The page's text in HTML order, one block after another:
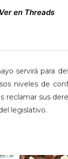
Ver en Threads
servirá para
niveles de
reclamar sus
legislativo.